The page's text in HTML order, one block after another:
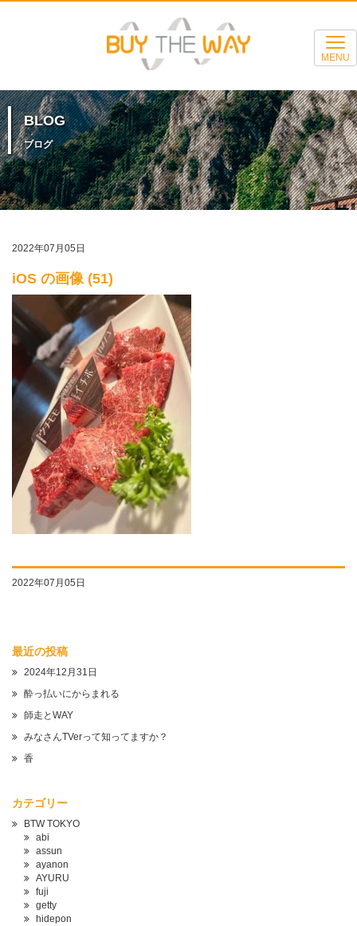
MENU
BLOG
ブログ
2022年07月05日
iOS の画像 (51)
2022年07月05日
最近の投稿
2024年12月31日
酔っ払いにからまれる
師走とWAY
みなさんTVerって知ってますか？
香
カテゴリー
BTW TOKYO
abi
assun
ayanon
AYURU
fuji
getty
hidepon